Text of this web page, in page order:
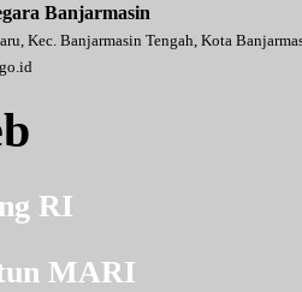
Banjarmasin
Kec. Banjarmasin Tengah, Kota
RI
MARI